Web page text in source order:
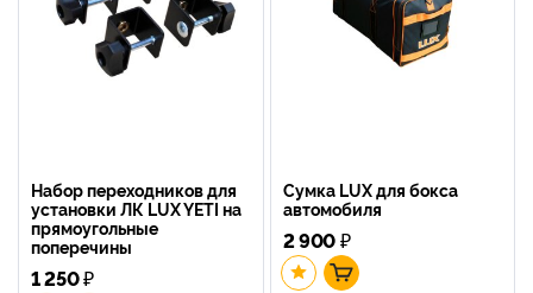
Набор переходников для
установки ЛК LUX YETI на
прямоугольные
поперечины
1 250₽
Сумка LUX для бокса
автомобиля
2 900₽